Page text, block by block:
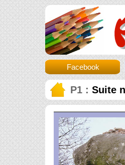
Facebook
P1 : Suite